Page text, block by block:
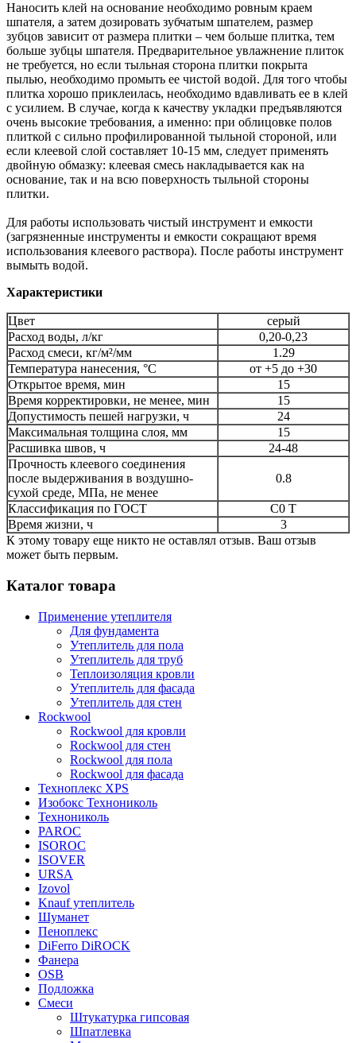
Наносить клей на основание необходимо ровным краем
шпателя, а затем дозировать зубчатым шпателем, размер
зубцов зависит от размера плитки – чем больше плитка, тем
больше зубцы шпателя. Предварительное увлажнение плиток
не требуется, но если тыльная сторона плитки покрыта
пылью, необходимо промыть ее чистой водой. Для того чтобы
плитка хорошо приклеилась, необходимо вдавливать ее в клей
с усилием. В случае, когда к качеству укладки предъявляются
очень высокие требования, а именно: при облицовке полов
плиткой с сильно профилированной тыльной стороной, или
если клеевой слой составляет 10-15 мм, следует применять
двойную обмазку: клеевая смесь накладывается как на
основание, так и на всю поверхность тыльной стороны
плитки.
Для работы использовать чистый инструмент и емкости
(загрязненные инструменты и емкости сокращают время
использования клеевого раствора). После работы инструмент
вымыть водой.
Характеристики
Цвет
серый
Расход воды, л/кг
0,20-0,23
Расход смеси, кг/м²/мм
1.29
Температура нанесения, °С
от +5 до +30
Открытое время, мин
15
Время корректировки, не менее, мин
15
Допустимость пешей нагрузки, ч
24
Максимальная толщина слоя, мм
15
Расшивка швов, ч
24-48
Прочность клеевого соединения
после выдерживания в воздушно-
сухой среде, МПа, не менее
0.8
Классификация по ГОСТ
C0 T
Время жизни, ч
3
К этому товару еще никто не оставлял отзыв. Ваш отзыв
может быть первым.
Каталог товара
Применение утеплителя
Для фундамента
Утеплитель для пола
Утеплитель для труб
Теплоизоляция кровли
Утеплитель для фасада
Утеплитель для стен
Rockwool
Rockwool для кровли
Rockwool для стен
Rockwool для пола
Rockwool для фасада
Техноплекс XPS
Изобокс Технониколь
Технониколь
PAROC
ISOROC
ISOVER
URSA
Izovol
Knauf утеплитель
Шуманет
Пеноплекс
DiFerro DiROCK
Фанера
OSB
Подложка
Смеси
Штукатурка гипсовая
Шпатлевка